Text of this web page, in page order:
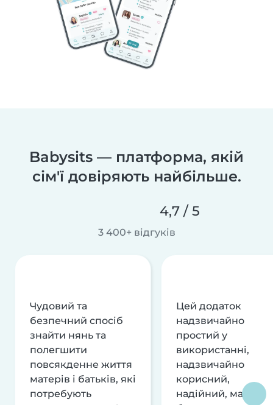
Babysits — платформа, якій
сім'ї довіряють найбільше.
4,7 / 5
3 400+ відгуків
Чудовий та
безпечний спосіб
знайти нянь та
полегшити
повсякденне життя
матерів і батьків, які
потребують
Цей додаток
надзвичайно
простий у
використанні,
надзвичайно
корисний,
надійний, має